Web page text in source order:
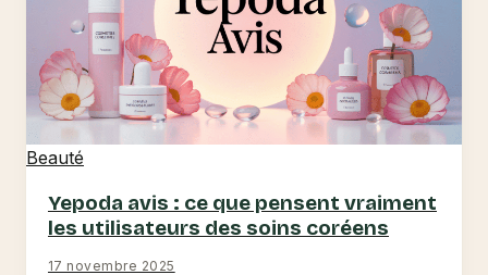
Beauté
Yepoda avis : ce que pensent vraiment
les utilisateurs des soins coréens
17 novembre 2025